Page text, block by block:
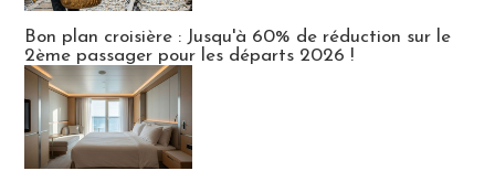
Bon plan croisière : Jusqu'à 60% de réduction sur le
2ème passager pour les départs 2026 !